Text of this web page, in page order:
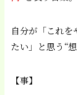
自分が「これ
たい」と思う“
【事】